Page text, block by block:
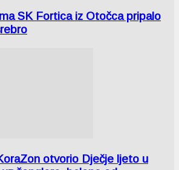
SK Fortica iz Otočca pripalo
otvorio Dječje ljeto u